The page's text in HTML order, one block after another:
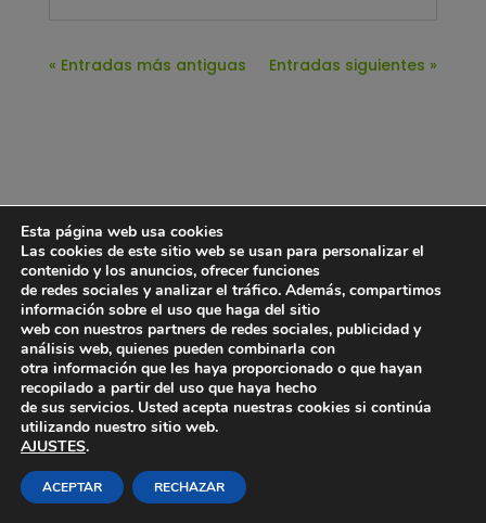
« Entradas más antiguas Entradas siguientes »
Esta página web usa cookies
Las cookies de este sitio web se usan para personalizar el
contenido y los anuncios, ofrecer funciones
de redes sociales y analizar el tráfico. Además, compartimos
información sobre el uso que haga del sitio
web con nuestros partners de redes sociales, publicidad y
análisis web, quienes pueden combinarla con
otra información que les haya proporcionado o que hayan
recopilado a partir del uso que haya hecho
de sus servicios. Usted acepta nuestras cookies si continúa
utilizando nuestro sitio web.
AJUSTES.
ACEPTAR RECHAZAR